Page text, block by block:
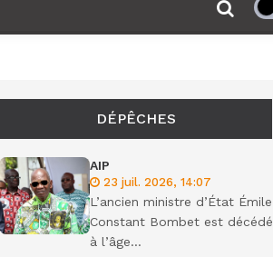
DÉPÊCHES
AIP
23 juil. 2026, 14:07
L’ancien ministre d’État Émile
Constant Bombet est décédé
à l’âge...